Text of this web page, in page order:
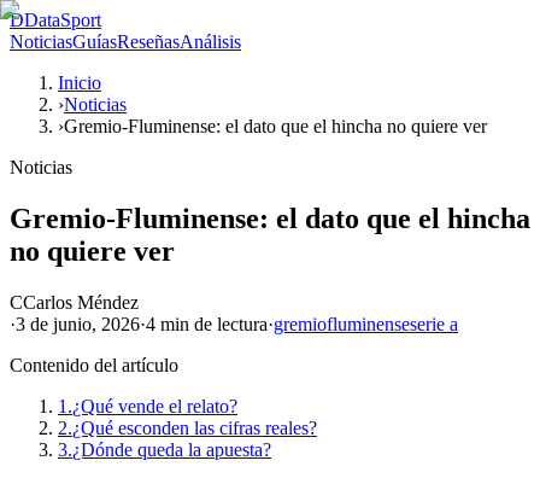
DDataSport
NoticiasGuíasReseñasAnálisis
Inicio
›Noticias
›Gremio-Fluminense: el dato que el hincha no quiere ver
Noticias
Gremio-Fluminense: el dato que el hincha
no quiere ver
CCarlos Méndez
·3 de junio, 2026·4 min de lectura·gremiofluminenseserie a
Contenido del artículo
1.¿Qué vende el relato?
2.¿Qué esconden las cifras reales?
3.¿Dónde queda la apuesta?